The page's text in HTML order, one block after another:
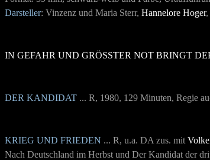
Darsteller: Vinzenz und Maria Sterr, Hannelore Hoger,
IN GEFAHR UND GRÖSSTER NOT BRINGT
DER KANDIDAT ... R, 1980, 129 Minuten, Regie
KRIEG UND FRIEDEN ... R, u.a. DA zus. mit
Nach Deutschland im Herbst und Der Kandidat der